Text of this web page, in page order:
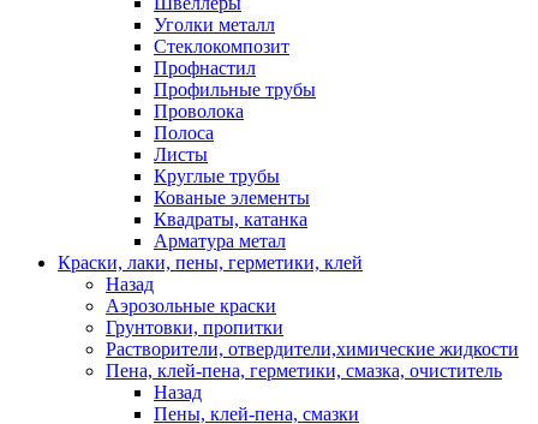
Уголки металл
Стеклокомпозит
Профнастил
Профильные трубы
Проволока
Полоса
Листы
Круглые трубы
Кованые элементы
Квадраты, катанка
Арматура метал
Краски, лаки, пены, герметики, клей
Назад
Аэрозольные краски
Грунтовки, пропитки
Растворители, отвердители,химические жидкости
Пена, клей-пена, герметики, смазка, очиститель
Назад
Пены, клей-пена, смазки